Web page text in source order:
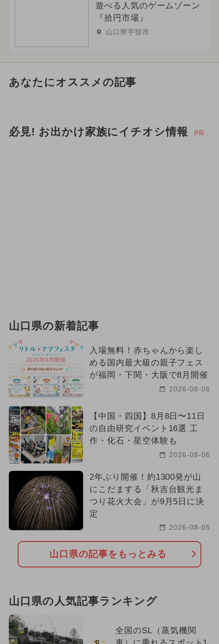
遊べる人気のゲームゾーン
『拾円市場』
山口県宇部市
あなたにオススメの記事
必見! お出かけ家族にイチオシ情報 PR
山口県の新着記事
入場無料！赤ちゃんから楽し
める国内最大級の親子フェス
が福岡・下関・大阪で8月開催
2026-08-06
【中国・四国】8月8日〜11日
の自由研究イベント16選 工
作・化石・星空体験も
2026-08-06
2年ぶり開催！約1300発が山
にこだまする「秋吉台観光ま
つり花火大会」が9月5日に決
定
2026-08-05
山口県の記事をもっとみる
山口県の人気記事ランキング
全国のSL（蒸気機関